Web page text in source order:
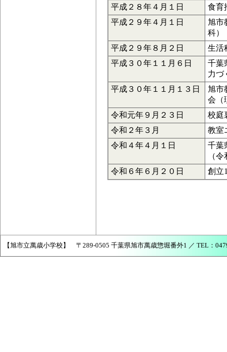
平成２８年４月１日
食育
平成２９年４月１日
旭市
科）
平成２９年８月２日
生活
平成３０年１１月６日
千葉
力づ
平成３０年１１月１３日
旭市
会（
令和元年９月２３日
校庭
令和２年３月
教室
令和４年４月１日
千葉
（
令和６年６月２０日
創立
【旭市立萬歳小学校】 〒289-0505 千葉県旭市萬歳惣堀番外1 ／ TEL：